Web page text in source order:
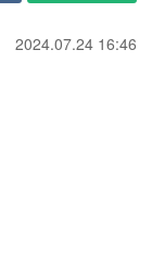
2024.07.24 16:46